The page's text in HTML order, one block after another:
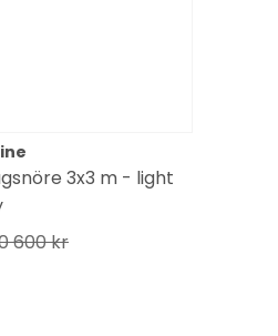
3x3 m - light
600 kr